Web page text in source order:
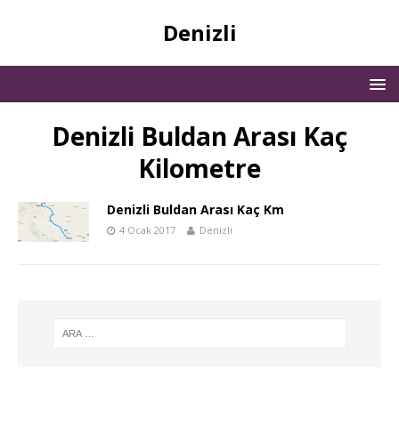
Denizli
Denizli Buldan Arası Kaç
Kilometre
Denizli Buldan Arası Kaç Km
4 Ocak 2017 Denizli